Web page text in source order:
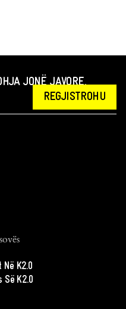
JONË JAVORE.
REGJISTROHU
K2.0
Së K2.0